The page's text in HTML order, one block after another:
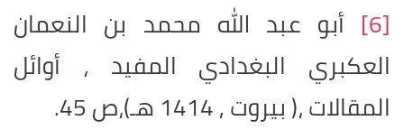
[6] أبو عبد الله محمد بن النعمان
العكبري البغدادي المفيد ، أوائل
المقالات ،( بيروت , 1414 هـ)،ص 45.